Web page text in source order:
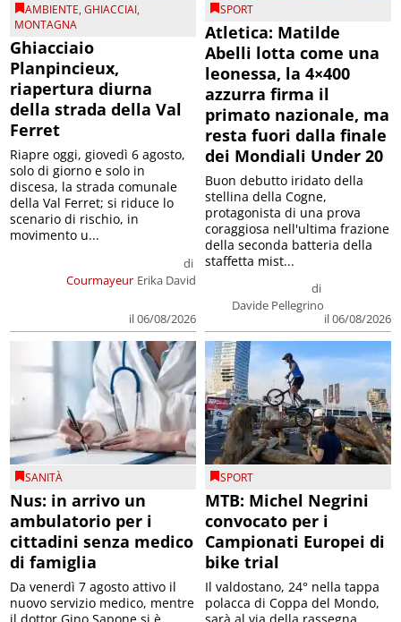
AMBIENTE,GHIACCIAI,
MONTAGNA
Ghiacciaio
Planpincieux,
riapertura diurna
della strada della Val
Ferret
Courmayeur
di
Erika David
il 06/08/2026
Riapre oggi, giovedì 6 agosto,
solo di giorno e solo in
discesa, la strada comunale
della Val Ferret; si riduce lo
scenario di rischio, in
movimento u...
SPORT
Atletica: Matilde
Abelli lotta come una
leonessa, la 4×400
azzurra firma il
primato nazionale, ma
resta fuori dalla finale
dei Mondiali Under 20
di
Davide Pellegrino
il 06/08/2026
Buon debutto iridato della
stellina della Cogne,
protagonista di una prova
coraggiosa nell'ultima frazione
della seconda batteria della
staffetta mist...
SANITÀ
Nus: in arrivo un
ambulatorio per i
cittadini senza medico
di famiglia
Da venerdì 7 agosto attivo il
nuovo servizio medico, mentre
SPORT
MTB: Michel Negrini
convocato per i
Campionati Europei di
bike trial
Il valdostano, 24° nella tappa
polacca di Coppa del Mondo,